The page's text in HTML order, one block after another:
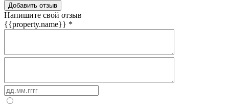
Добавить отзыв
Напишите свой отзыв
{{property.name}} *